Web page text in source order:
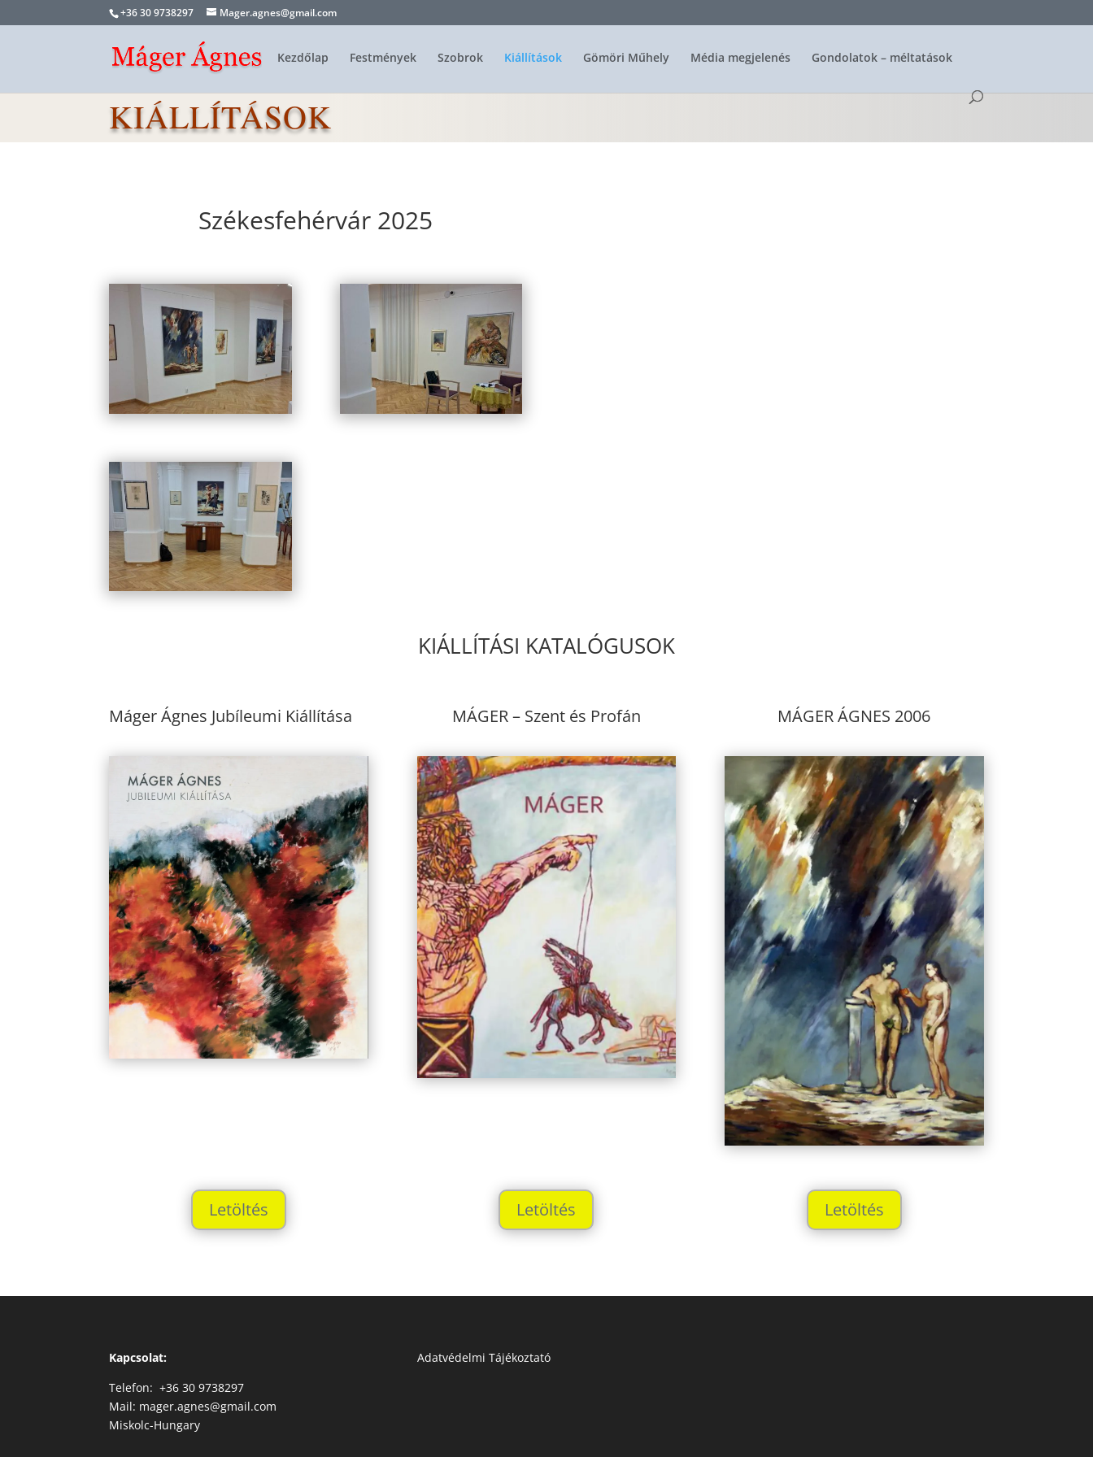
+36 30 9738297 Mager.agnes@gmail.com
Kezdőlap Festmények Szobrok Kiállítások Gömöri Műhely Média megjelenés Gondolatok – méltatások
KIÁLLÍTÁSOK
Székesfehérvár 2025
KIÁLLÍTÁSI KATALÓGUSOK
Máger Ágnes Jubíleumi Kiállítása MÁGER – Szent és Profán MÁGER ÁGNES 2006
Letöltés Letöltés Letöltés
Kapcsolat:
Telefon: +36 30 9738297
Mail: mager.agnes@gmail.com
Miskolc-Hungary
Adatvédelmi Tájékoztató